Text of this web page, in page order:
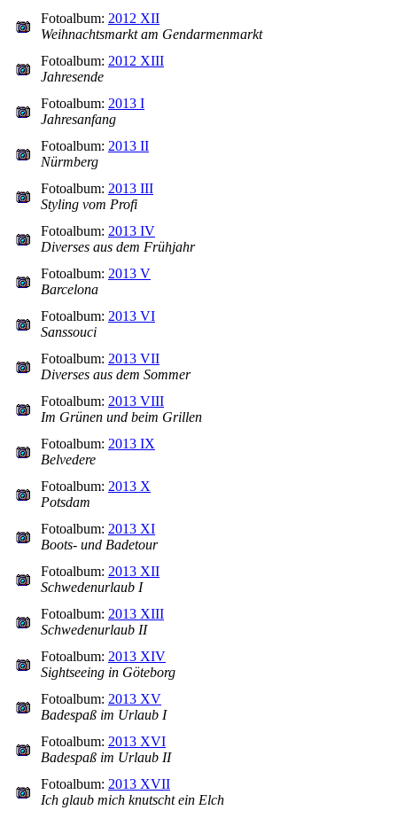
Fotoalbum: 2012 XII
Weihnachtsmarkt am Gendarmenmarkt
Fotoalbum: 2012 XIII
Jahresende
Fotoalbum: 2013 I
Jahresanfang
Fotoalbum: 2013 II
Nürmberg
Fotoalbum: 2013 III
Styling vom Profi
Fotoalbum: 2013 IV
Diverses aus dem Frühjahr
Fotoalbum: 2013 V
Barcelona
Fotoalbum: 2013 VI
Sanssouci
Fotoalbum: 2013 VII
Diverses aus dem Sommer
Fotoalbum: 2013 VIII
Im Grünen und beim Grillen
Fotoalbum: 2013 IX
Belvedere
Fotoalbum: 2013 X
Potsdam
Fotoalbum: 2013 XI
Boots- und Badetour
Fotoalbum: 2013 XII
Schwedenurlaub I
Fotoalbum: 2013 XIII
Schwedenurlaub II
Fotoalbum: 2013 XIV
Sightseeing in Göteborg
Fotoalbum: 2013 XV
Badespaß im Urlaub I
Fotoalbum: 2013 XVI
Badespaß im Urlaub II
Fotoalbum: 2013 XVII
Ich glaub mich knutscht ein Elch